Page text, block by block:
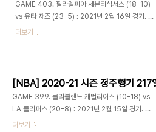
블랜드는 샷 미스가 이어지고 자말 머레이 스틸 후 덩
크 나오며 15-5로 벌어졌다. 덴버는 10개의 슛 시도
를 모두 득점으로 연결시키며 21-10. 덴버의 연속
1쿼터 종료. - 자베일 맥기가 연속 득점하고 스틸 후
GAME 403. 필라델피아 세븐티식서스 (18-10)
vs 유타 재즈 (23-5) : 2021년 2월 16일 경기. 비
빈트 스마트홈 아레나 - 동부 1위 필라델피아와 전체
점프볼은 벤 시몬스가 나서 루디 고베어를 상대로 공
을 따냈다. - 시몬스가 적극적으로 공격에 나서 골밑
6득점에 자유투 2개로 팀의 모든 득점을 올리며 8-
6. 조 잉글스의 패스 받아 고베어 인사이드 득점. 통
산 어시스트 1,845개로 피트 마라비치를 제치고 재
더보기
GAME 399. 클리블랜드 캐벌리어스 (10-18) vs
LA 클리퍼스 (20-8) : 2021년 2월 15일 경기. 스
테이플스 센터 - 안드레 드러먼드 대신 재럿 앨런이
더보기